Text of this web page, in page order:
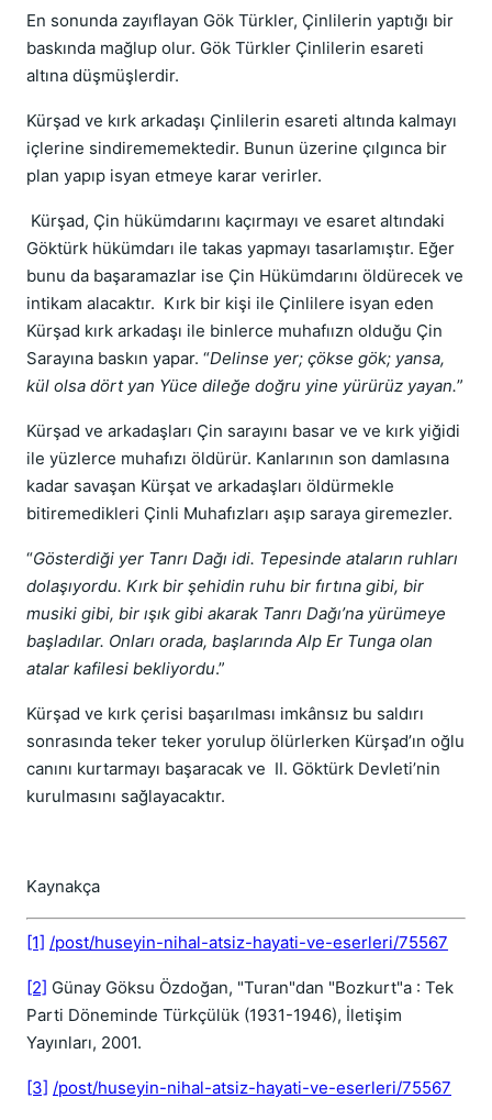
En sonunda zayıflayan Gök Türkler, Çinlilerin yaptığı bir
baskında mağlup olur. Gök Türkler Çinlilerin esareti
altına düşmüşlerdir.
Kürşad ve kırk arkadaşı Çinlilerin esareti altında kalmayı
içlerine sindirememektedir. Bunun üzerine çılgınca bir
plan yapıp isyan etmeye karar verirler.
Kürşad, Çin hükümdarını kaçırmayı ve esaret altındaki
Göktürk hükümdarı ile takas yapmayı tasarlamıştır. Eğer
bunu da başaramazlar ise Çin Hükümdarını öldürecek ve
intikam alacaktır. Kırk bir kişi ile Çinlilere isyan eden
Kürşad kırk arkadaşı ile binlerce muhafıızn olduğu Çin
Sarayına baskın yapar. “Delinse yer; çökse gök; yansa,
kül olsa dört yan Yüce dileğe doğru yine yürürüz yayan.”
Kürşad ve arkadaşları Çin sarayını basar ve ve kırk yiğidi
ile yüzlerce muhafızı öldürür. Kanlarının son damlasına
kadar savaşan Kürşat ve arkadaşları öldürmekle
bitiremedikleri Çinli Muhafızları aşıp saraya giremezler.
“Gösterdiği yer Tanrı Dağı idi. Tepesinde ataların ruhları
dolaşıyordu. Kırk bir şehidin ruhu bir fırtına gibi, bir
musiki gibi, bir ışık gibi akarak Tanrı Dağı’na yürümeye
başladılar. Onları orada, başlarında Alp Er Tunga olan
atalar kafilesi bekliyordu.”
Kürşad ve kırk çerisi başarılması imkânsız bu saldırı
sonrasında teker teker yorulup ölürlerken Kürşad’ın oğlu
canını kurtarmayı başaracak ve II. Göktürk Devleti’nin
kurulmasını sağlayacaktır.
Kaynakça
[1] /post/huseyin-nihal-atsiz-hayati-ve-eserleri/75567
[2] Günay Göksu Özdoğan, "Turan"dan "Bozkurt"a : Tek
Parti Döneminde Türkçülük (1931-1946), İletişim
Yayınları, 2001.
[3] /post/huseyin-nihal-atsiz-hayati-ve-eserleri/75567